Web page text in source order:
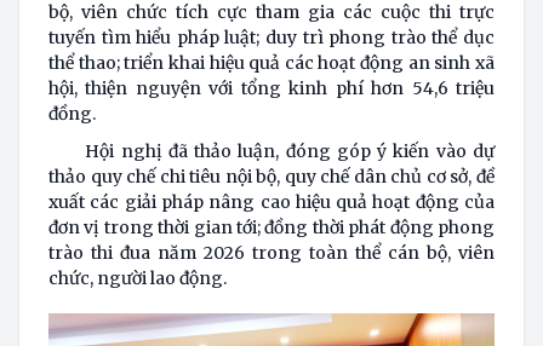
bộ, viên chức tích cực tham gia các cuộc thi trực
tuyến tìm hiểu pháp luật; duy trì phong trào thể dục
thể thao; triển khai hiệu quả các hoạt động an sinh xã
hội, thiện nguyện với tổng kinh phí hơn 54,6 triệu
đồng.
Hội nghị đã thảo luận, đóng góp ý kiến vào dự
thảo quy chế chi tiêu nội bộ, quy chế dân chủ cơ sở, đề
xuất các giải pháp nâng cao hiệu quả hoạt động của
đơn vị trong thời gian tới; đồng thời phát động phong
trào thi đua năm 2026 trong toàn thể cán bộ, viên
chức, người lao động.